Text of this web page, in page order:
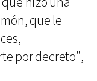
que le
por decreto”,